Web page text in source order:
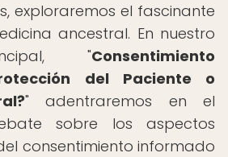
exploraremos el fascinante
ancestral. En nuestro
"Consentimiento
del Paciente o
" adentraremos en el
sobre los aspectos
consentimiento informado